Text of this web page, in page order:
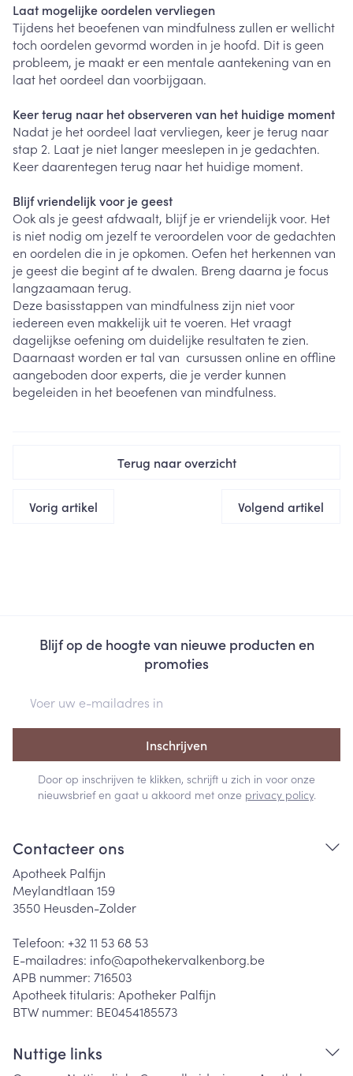
Laat mogelijke oordelen vervliegen
Tijdens het beoefenen van mindfulness zullen er wellicht
toch oordelen gevormd worden in je hoofd. Dit is geen
probleem, je maakt er een mentale aantekening van en
laat het oordeel dan voorbijgaan.
Keer terug naar het observeren van het huidige moment
Nadat je het oordeel laat vervliegen, keer je terug naar
stap 2. Laat je niet langer meeslepen in je gedachten.
Keer daarentegen terug naar het huidige moment.
Blijf vriendelijk voor je geest
Ook als je geest afdwaalt, blijf je er vriendelijk voor. Het
is niet nodig om jezelf te veroordelen voor de gedachten
en oordelen die in je opkomen. Oefen het herkennen van
je geest die begint af te dwalen. Breng daarna je focus
langzaamaan terug.
Deze basisstappen van mindfulness zijn niet voor
iedereen even makkelijk uit te voeren. Het vraagt
dagelijkse oefening om duidelijke resultaten te zien.
Daarnaast worden er tal van cursussen online en offline
aangeboden door experts, die je verder kunnen
begeleiden in het beoefenen van mindfulness.
Terug naar overzicht
Vorig artikel Volgend artikel
Blijf op de hoogte van nieuwe producten en
promoties
Inschrijven
Door op inschrijven te klikken, schrijft u zich in voor onze
nieuwsbrief en gaat u akkoord met onze privacy policy.
Contacteer ons
Apotheek Palfijn
Meylandtlaan 159
3550 Heusden-Zolder
Telefoon: +32 11 53 68 53
E-mailadres: info@apothekervalkenborg.be
APB nummer: 716503
Apotheek titularis: Apotheker Palfijn
BTW nummer: BE0454185573
Nuttige links